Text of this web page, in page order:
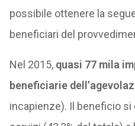
possibile ottenere la
beneficiari del
Nel 2015, quasi 77 mila
beneficiarie
incapienze). Il beneficio